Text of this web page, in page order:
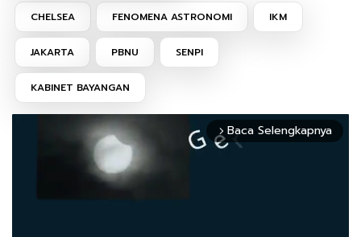
CHELSEA FENOMENA ASTRONOMI IKM
JAKARTA PBNU SENPI
KABINET BAYANGAN
arrow_forward_ios Baca Selengkapnya